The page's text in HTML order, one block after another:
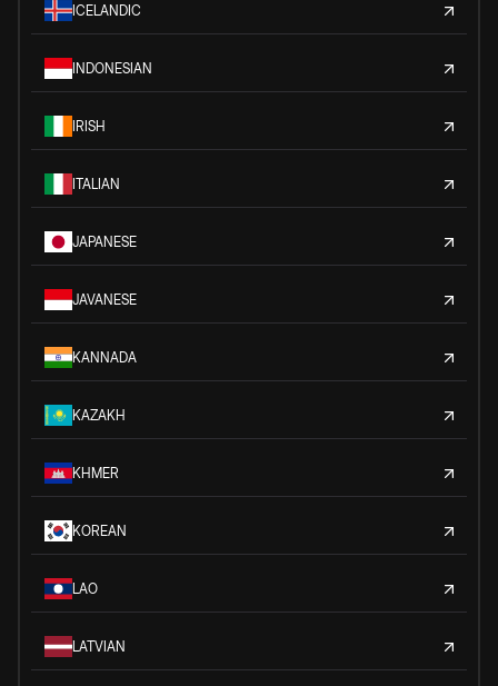
ICELANDIC
INDONESIAN
IRISH
ITALIAN
JAPANESE
JAVANESE
KANNADA
KAZAKH
KHMER
KOREAN
LAO
LATVIAN